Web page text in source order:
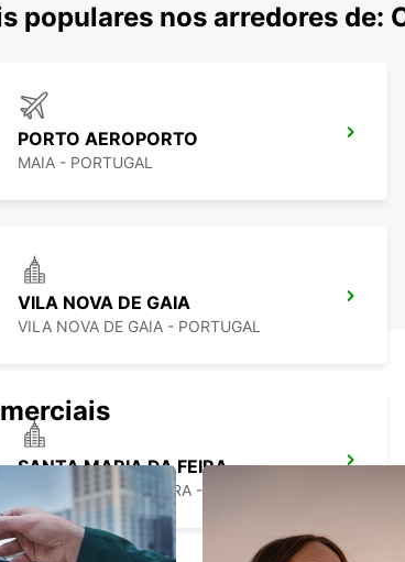
populares nos arredores de:
PORTO AEROPORTO
MAIA - PORTUGAL
VILA NOVA DE GAIA
VILA NOVA DE GAIA - PORTUGAL
SANTA MARIA DA FEIRA
SANTA MARIA DA FEIRA - PORTUGAL